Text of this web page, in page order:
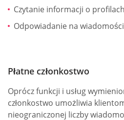
Czytanie informacji o
Odpowiadanie na wiadomości
Płatne członkostwo
Oprócz funkcji i usług
członkostwo umożliwia
nieograniczonej liczby